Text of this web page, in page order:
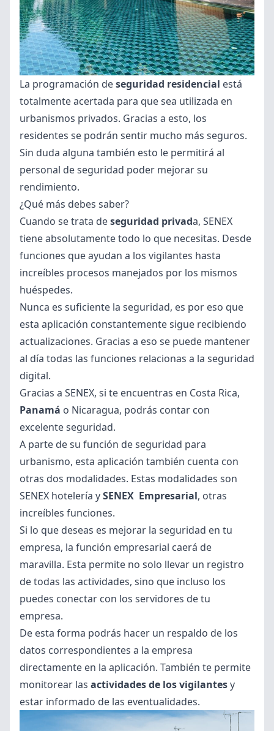
La programación deseguridad residencial está
totalmente acertada para que sea utilizada en
urbanismos privados. Gracias a esto, los
residentes se podrán sentir mucho más seguros.
Sin duda alguna también esto le permitirá al
personal de seguridad poder mejorar su
rendimiento.
¿Qué más debes saber?
Cuando se trata deseguridad privada, SENEX
tiene absolutamente todo lo que necesitas. Desde
funciones que ayudan a los vigilantes hasta
increíbles procesos manejados por los mismos
huéspedes.
Nunca es suficiente la seguridad, es por eso que
esta aplicación constantemente sigue recibiendo
actualizaciones. Gracias a eso se puede mantener
al día todas las funciones relacionas a la seguridad
digital.
Gracias a SENEX, si te encuentras en Costa Rica,
Panamá o Nicaragua, podrás contar con
excelente seguridad.
A parte de su función de seguridad para
urbanismo, esta aplicación también cuenta con
otras dos modalidades. Estas modalidades son
SENEX hotelería ySENEX Empresarial, otras
increíbles funciones.
Si lo que deseas es mejorar la seguridad en tu
empresa, la función empresarial caerá de
maravilla. Esta permite no solo llevar un registro
de todas las actividades, sino que incluso los
puedes conectar con los servidores de tu
empresa.
De esta forma podrás hacer un respaldo de los
datos correspondientes a la empresa
directamente en la aplicación. También te permite
monitorear las actividades de los vigilantesy
estar informado de las eventualidades.